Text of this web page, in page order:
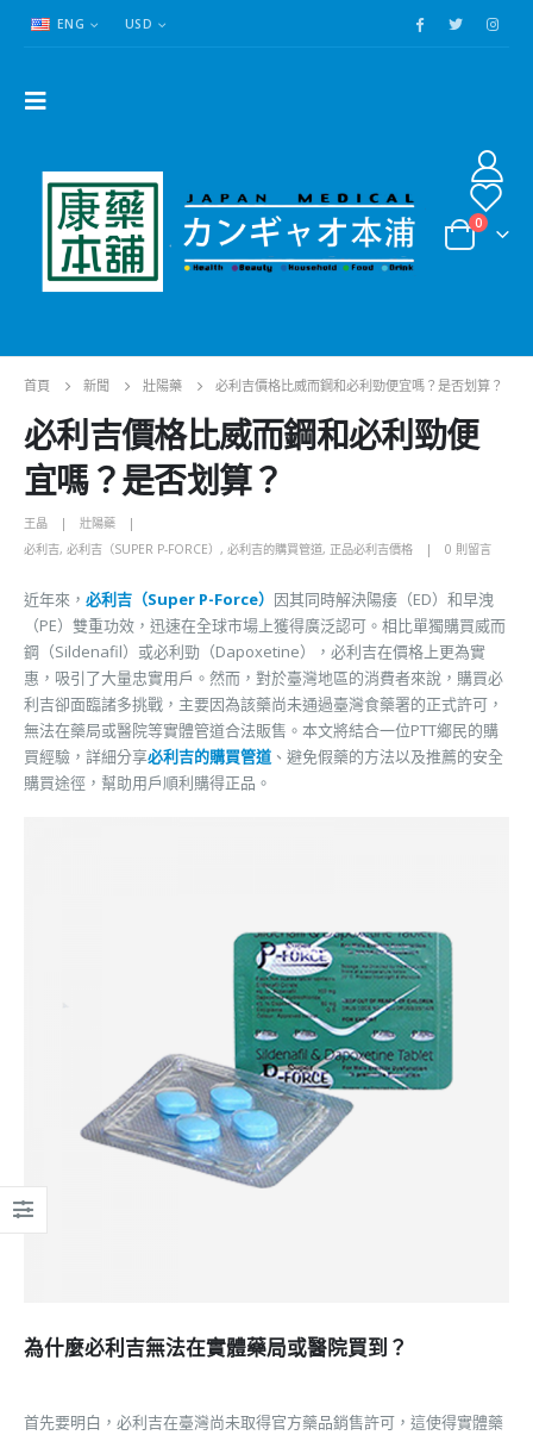
ENG USD
0
首頁 新聞 壯陽藥 必利吉價格比威而鋼和必利勁便宜嗎？是否划算？
必利吉價格比威而鋼和必利勁便
宜嗎？是否划算？
王晶
壯陽藥
必利吉, 必利吉（SUPER P-FORCE） , 必利吉的購買管道, 正品必利吉價格 0 則留言
近年來， 必利吉（Super P-Force） 因其同時解決陽痿（ED）和早洩
（PE）雙重功效，迅速在全球市場上獲得廣泛認可。相比單獨購買威而
鋼（Sildenafil）或必利勁（Dapoxetine），必利吉在價格上更為實
惠，吸引了大量忠實用戶。然而，對於臺灣地區的消費者來說，購買必
利吉卻面臨諸多挑戰，主要因為該藥尚未通過臺灣食藥署的正式許可，
無法在藥局或醫院等實體管道合法販售。本文將結合一位PTT鄉民的購
買經驗，詳細分享必利吉的購買管道 、避免假藥的方法以及推薦的安全
購買途徑，幫助用戶順利購得正品。
為什麼必利吉無法在實體藥局或醫院買到？
首先要明白，必利吉在臺灣尚未取得官方藥品銷售許可，這使得實體藥